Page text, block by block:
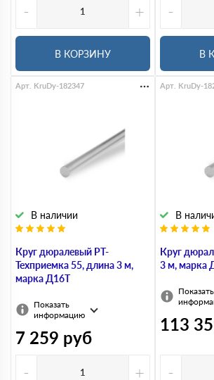
-
+
В КОРЗИНУ
-
В
Круг дюралевый РТ-
Техприемка 55, длина 3 м,
марка Д16Т
В наличии
Арт. KruDy-182347
Показать
информацию
7 259 руб
-
+
Круг
3 м, марка
В
Арт. KruDy-
Показать
113
-